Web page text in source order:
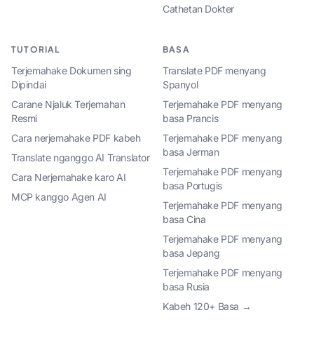
Cathetan Dokter
TUTORIAL
Terjemahake Dokumen sing
Dipindai
Carane Njaluk Terjemahan
Resmi
Cara nerjemahake PDF kabeh
Translate nganggo AI Translator
Cara Nerjemahake karo AI
MCP kanggo Agen AI
BASA
Translate PDF menyang
Spanyol
Terjemahake PDF menyang
basa Prancis
Terjemahake PDF menyang
basa Jerman
Terjemahake PDF menyang
basa Portugis
Terjemahake PDF menyang
basa Cina
Terjemahake PDF menyang
basa Jepang
Terjemahake PDF menyang
basa Rusia
Kabeh 120+ Basa →